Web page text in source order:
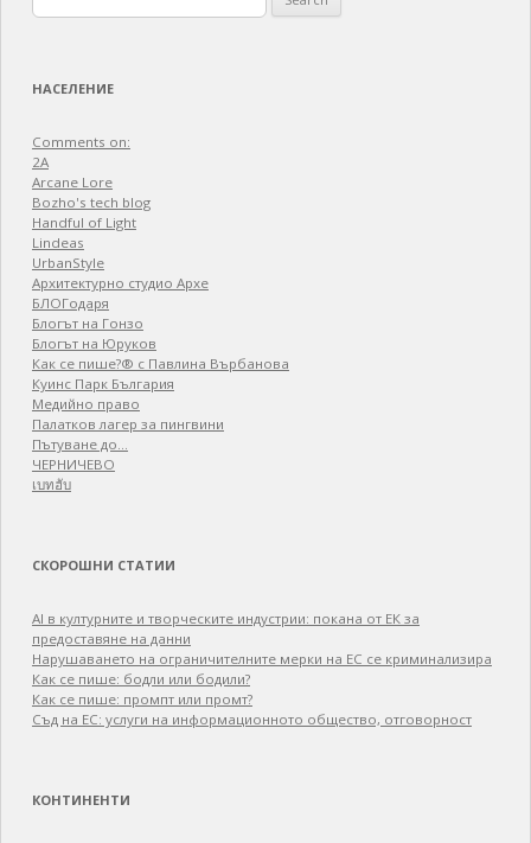
for:
НАСЕЛЕНИЕ
Comments on:
2A
Arcane Lore
Bozho's tech blog
Handful of Light
Lindeas
UrbanStyle
Архитектурно студио Архе
БЛОГодаря
Блогът на Гонзо
Блогът на Юруков
Как се пише?® с Павлина Върбанова
Куинс Парк България
Медийно право
Палатков лагер зa пингвини
Пътуване до…
ЧЕРНИЧЕВО
เบทฮับ
СКОРОШНИ СТАТИИ
AI в културните и творческите индустрии: покана от ЕК за
предоставяне на данни
Нарушаването на ограничителните мерки на ЕС се криминализира
Как се пише: бодли или бодили?
Как се пише: промпт или промт?
Съд на ЕС: услуги на информационното общество, отговорност
КОНТИНЕНТИ